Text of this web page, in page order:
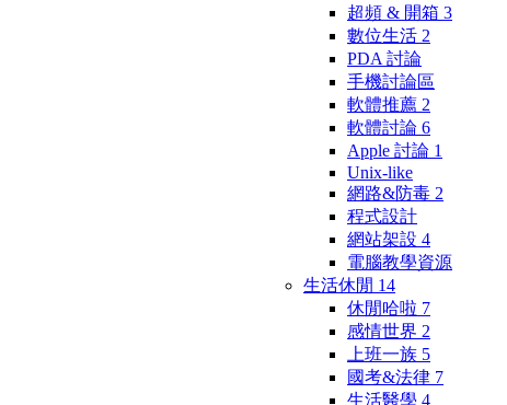
超頻 & 開箱 3
數位生活 2
PDA 討論
手機討論區
軟體推薦 2
軟體討論 6
Apple 討論 1
Unix-like
網路&防毒 2
程式設計
網站架設 4
電腦教學資源
生活休閒 14
休閒哈啦 7
感情世界 2
上班一族 5
國考&法律 7
生活醫學 4